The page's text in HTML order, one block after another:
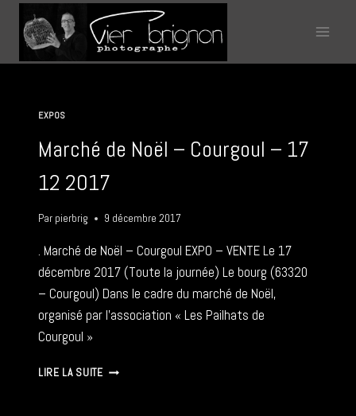
contenu
EXPOS
Marché de Noël – Courgoul – 17
12 2017
Par pierbrig 9 décembre 2017
. Marché de Noël – Courgoul EXPO – VENTE Le 17
décembre 2017 (Toute la journée) Le bourg (63320
– Courgoul) Dans le cadre du marché de Noël,
organisé par l’association « Les Pailhats de
Courgoul »
LIRE LA SUITEMARCHÉ